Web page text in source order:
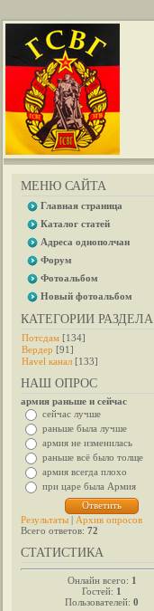
МЕНЮ САЙТА
Главная страница
Каталог статей
Адреса однополчан
Форум
Фотоальбом
Новый фотоальбом
КАТЕГОРИИ РАЗДЕЛА
Потсдам [134]
Вердер [91]
Havel канал [133]
НАШ ОПРОС
армия раньше и сейчас
сейчас лучше
раньше была лучше
армия не изменилась
раньше всё было толще
армия всегда плохо
при царе была Армия
Результаты | Архив опросов
Всего ответов: 72
СТАТИСТИКА
Онлайн всего: 1
Гостей: 1
Пользователей: 0